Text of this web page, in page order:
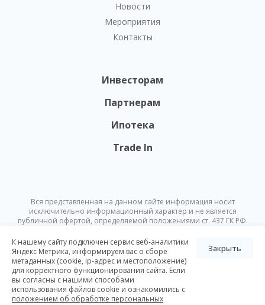
Новости
Мероприятия
Контакты
Инвесторам
Партнерам
Ипотека
Trade In
Вся представленная на данном сайте информация носит
исключительно информационный характер и не является
публичной офертой, определяемой положениями ст. 437 ГК РФ.
изменена в любое время без предварительного уведомления.
© Nikoliers 2026
Положение об обработке персональных данных
Разработка Pictus
К нашему сайту подключен сервис веб-аналитики
Яндекс Метрика, информируем вас о сборе
метаданных (cookie, ip-адрес и местоположение)
для корректного функционирования сайта. Если
вы согласны с нашими способами
использования файлов cookie и ознакомились с
положением об обработке персональных
Закрыть